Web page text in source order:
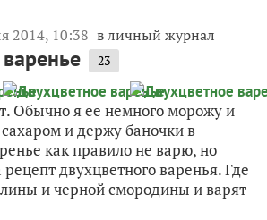
2014, 10:38 в личный журнал
23
Обычно я ее немного морожу и
и держу баночки в
как правило не варю, но
двухцветного варенья. Где
и черной смородины и варят